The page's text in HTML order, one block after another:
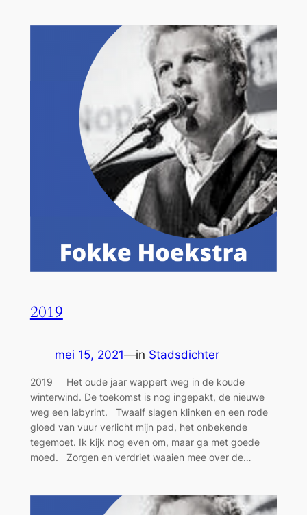
2019
mei 15, 2021—in Stadsdichter
2019 Het oude jaar wappert weg in de koude
winterwind. De toekomst is nog ingepakt, de nieuwe
weg een labyrint. Twaalf slagen klinken en een rode
gloed van vuur verlicht mijn pad, het onbekende
tegemoet. Ik kijk nog even om, maar ga met goede
moed. Zorgen en verdriet waaien mee over de…